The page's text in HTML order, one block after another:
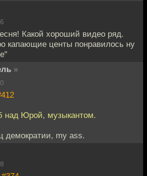
Какой хороший видео ряд.
капающие центы понравилось ну
»
над Юрой, музыкантом.
демократии, my ass.